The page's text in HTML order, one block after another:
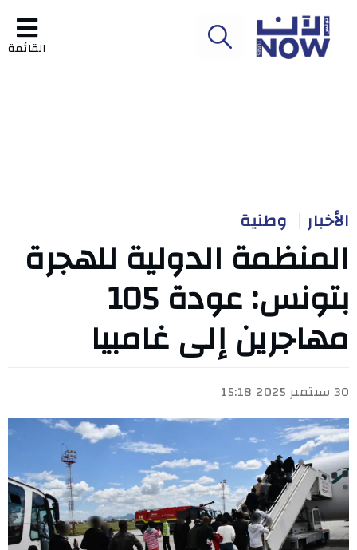
القائمة
الأخبار وطنية
المنظمة الدولية للهجرة
بتونس: عودة 105
مهاجرين إلى غامبيا
30 سبتمبر 2025 15:18